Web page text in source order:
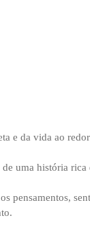
e da vida ao
uma história
pensamentos,